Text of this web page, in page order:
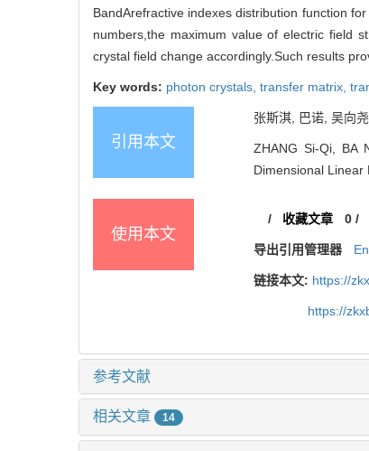
BandArefractive indexes distribution function
numbers,the maximum value of electric field
crystal field change accordingly.Such results
Key words: photon crystals, transfer matrix,
引用本文
张斯淇, 巴诺, 吴向
ZHANG Si-Qi, BA
Dimensional Linear
使用本文
/ 收藏文章 0/
导出引用管理器
链接本文: https://
https://
参考文献
相关文章 14